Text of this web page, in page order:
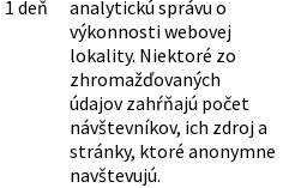
1 deň
analytickú správu o
výkonnosti webovej
lokality. Niektoré zo
zhromažďovaných
údajov zahŕňajú počet
návštevníkov, ich zdroj a
stránky, ktoré anonymne
navštevujú.